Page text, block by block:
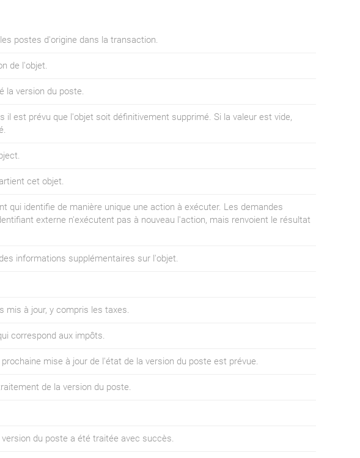
postes d'origine dans la transaction.
de l'objet.
la version du poste.
il est prévu que l'objet soit définitivement supprimé. Si la valeur est vide,
cet objet.
qui identifie de manière unique une action à exécuter. Les demandes
externe n'exécutent pas à nouveau l'action, mais renvoient le résultat
informations supplémentaires sur l'objet.
mis à jour, y compris les taxes.
correspond aux impôts.
mise à jour de l'état de la version du poste est prévue.
de la version du poste.
du poste a été traitée avec succès.